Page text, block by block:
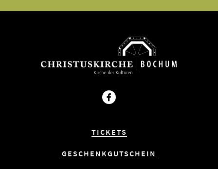
Facebook
TICKETS
GESCHENKGUTSCHEIN